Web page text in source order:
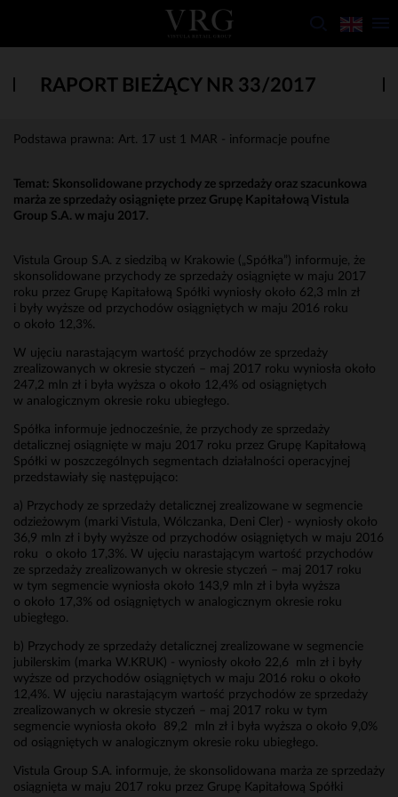
RAPORT BIEŻĄCY NR 33/2017
Podstawa prawna: Art. 17 ust 1 MAR - informacje poufne
Temat: Skonsolidowane przychody ze sprzedaży oraz szacunkowa
marża ze sprzedaży osiągnięte przez Grupę Kapitałową Vistula
Group S.A. w maju 2017.
Vistula Group S.A. z siedzibą w Krakowie („Spółka”) informuje, że
skonsolidowane przychody ze sprzedaży osiągnięte w maju 2017
roku przez Grupę Kapitałową Spółki wyniosły około 62,3 mln zł
i były wyższe od przychodów osiągniętych w maju 2016 roku
o około 12,3%.
W ujęciu narastającym wartość przychodów ze sprzedaży
zrealizowanych w okresie styczeń – maj 2017 roku wyniosła około
247,2 mln zł i była wyższa o około 12,4% od osiągniętych
w analogicznym okresie roku ubiegłego.
Spółka informuje jednocześnie, że przychody ze sprzedaży
detalicznej osiągnięte w maju 2017 roku przez Grupę Kapitałową
Spółki w poszczególnych segmentach działalności operacyjnej
przedstawiały się następująco:
a) Przychody ze sprzedaży detalicznej zrealizowane w segmencie
odzieżowym (marki Vistula, Wólczanka, Deni Cler) - wyniosły około
36,9 mln zł i były wyższe od przychodów osiągniętych w maju 2016
roku o około 17,3%. W ujęciu narastającym wartość przychodów
ze sprzedaży zrealizowanych w okresie styczeń – maj 2017 roku
w tym segmencie wyniosła około 143,9 mln zł i była wyższa
o około 17,3% od osiągniętych w analogicznym okresie roku
ubiegłego.
b) Przychody ze sprzedaży detalicznej zrealizowane w segmencie
jubilerskim (marka W.KRUK) - wyniosły około 22,6 mln zł i były
wyższe od przychodów osiągniętych w maju 2016 roku o około
12,4%. W ujęciu narastającym wartość przychodów ze sprzedaży
zrealizowanych w okresie styczeń – maj 2017 roku w tym
segmencie wyniosła około 89,2 mln zł i była wyższa o około 9,0%
od osiągniętych w analogicznym okresie roku ubiegłego.
Vistula Group S.A. informuje, że skonsolidowana marża ze sprzedaży
osiągnięta w maju 2017 roku przez Grupę Kapitałową Spółki